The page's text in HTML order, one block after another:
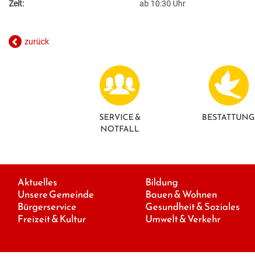
Zeit: ab 10:30 Uhr
zurück
SERVICE &
NOTFALL
BESTATTUNG
Aktuelles
Unsere Gemeinde
Bürgerservice
Freizeit & Kultur
Bildung
Bauen & Wohnen
Gesundheit & Soziales
Umwelt & Verkehr